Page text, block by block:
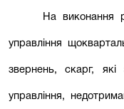
На виконання
управління
звернень, скарг, які
управління,